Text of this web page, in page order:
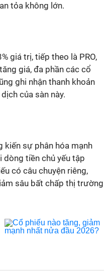
tỏa không lớn.
giá trị, tiếp theo là PRO,
giá, đa phần các cổ
ghi nhận thanh khoản
của sàn này.
kiến sự phân hóa mạnh
dòng tiền chủ yếu tập
có câu chuyện riêng,
sâu bất chấp thị trường